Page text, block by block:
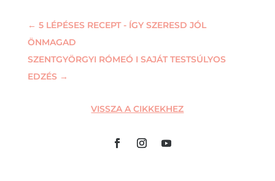
← 5 LÉPÉSES RECEPT - ÍGY SZERESD JÓL
ÖNMAGAD
SZENTGYÖRGYI RÓMEÓ I SAJÁT TESTSÚLYOS
EDZÉS→
VISSZA A CIKKEKHEZ